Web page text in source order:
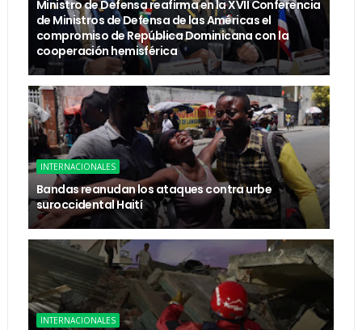
Ministro de Defensa reafirma en la XVII Conferencia
de Ministros de Defensa de las Américas el
compromiso de República Dominicana con la
cooperación hemisférica
INTERNACIONALES
Bandas reanudan los ataques contra urbe
suroccidental Haití
INTERNACIONALES